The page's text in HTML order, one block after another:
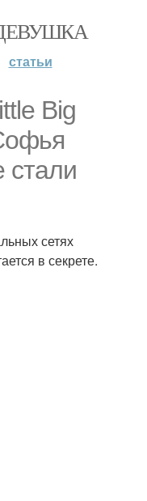
статьи
Big
стали
сетях
в секрете.